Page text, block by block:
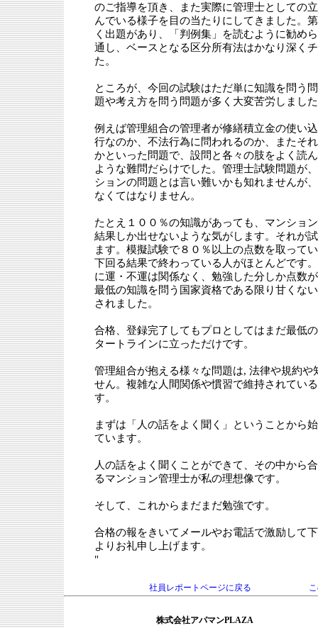
のご指導を頂き、また実際に管理士としての
んでいる様子を目の当たりにしてきました。
く出題があり、「判例集」を読むように勧め
通し、ベースとなる区分所有法はかなり深く
た。
ところが、今回の試験はただ単に知識を問う
題や考え方を問う問題が多く大変苦労しまし
例えば管理組合の管理者が修繕積立金の使い
行なのか、不法行為に問われるのか、またそ
かといった問題で、設問と各々の肢をよく読
ような難問だらけでした。管理士試験問題が
ションの問題とは言い難いかも知れませんが
なくてはなりません。
たとえ１００％の知識があっても、マンショ
結果しか出せないような気がします。それが
ます。模擬試験で８０％以上の点数を取って
下回る結果で終わっている人がほとんどです
に運・不運は関係なく、勉強した分しか点数
最低の知識を問う国家資格である限り甘くな
されました。
合格、登録完了してもプロとしてはまだ最低
タートラインに立っただけです。
管理組合が抱える様々な問題は, 法律や規約や
せん。複雑な人間関係や慣習で維持されてい
す。
まずは「人の話をよく聞く」ということから
ています。
人の話をよく聞くことができて、その中から
るマンション管理士が私の理想像です。
そして、これからまだまだ勉強です。
合格の報をきいてメールやお電話で激励して
よりお礼申し上げます。
"
社員レポートページに戻る
株式会社アパマンPLAZA